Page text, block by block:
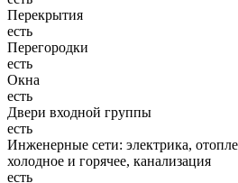
Перекрытия
есть
Перегородки
есть
Окна
есть
Двери входной группы
есть
Инженерные сети: электрика,
холодное и горячее, канализация
есть